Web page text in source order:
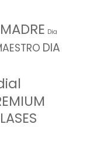
Dia
DIA